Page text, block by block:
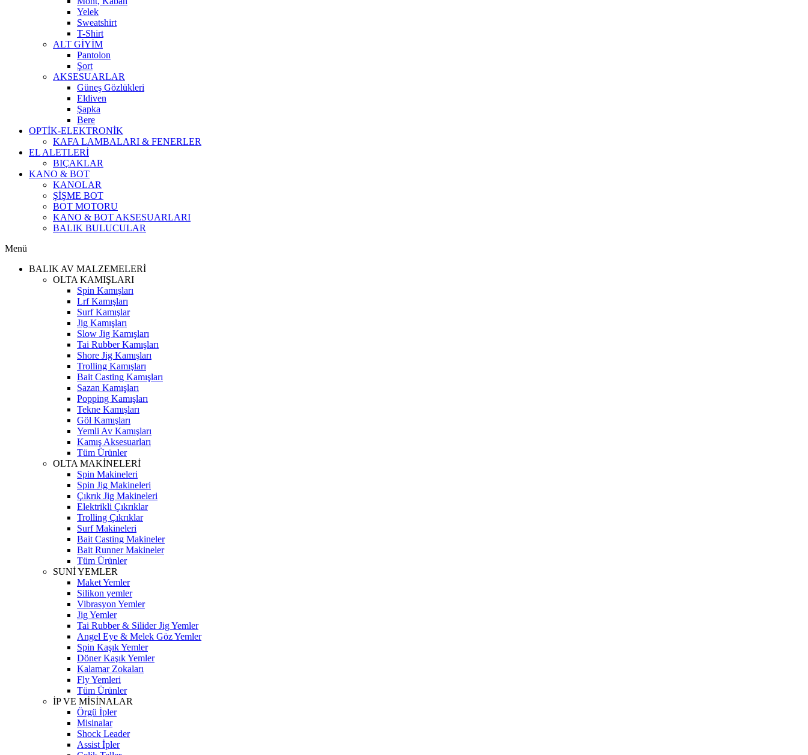
Yelek
Sweatshirt
T-Shirt
ALT GİYİM
Pantolon
Şort
AKSESUARLAR
Güneş Gözlükleri
Eldiven
Şapka
Bere
OPTİK-ELEKTRONİK
KAFA LAMBALARI & FENERLER
EL ALETLERİ
BIÇAKLAR
KANO & BOT
KANOLAR
ŞİŞME BOT
BOT MOTORU
KANO & BOT AKSESUARLARI
BALIK BULUCULAR
Menü
BALIK AV MALZEMELERİ
OLTA KAMIŞLARI
Spin Kamışları
Lrf Kamışları
Surf Kamışlar
Jig Kamışları
Slow Jig Kamışları
Tai Rubber Kamışları
Shore Jig Kamışları
Trolling Kamışları
Bait Casting Kamışları
Sazan Kamışları
Popping Kamışları
Tekne Kamışları
Göl Kamışları
Yemli Av Kamışları
Kamış Aksesuarları
Tüm Ürünler
OLTA MAKİNELERİ
Spin Makineleri
Spin Jig Makineleri
Çıkrık Jig Makineleri
Elektrikli Çıkrıklar
Trolling Çıkrıklar
Surf Makineleri
Bait Casting Makineler
Bait Runner Makineler
Tüm Ürünler
SUNİ YEMLER
Maket Yemler
Silikon yemler
Vibrasyon Yemler
Jig Yemler
Tai Rubber & Silider Jig Yemler
Angel Eye & Melek Göz Yemler
Spin Kaşık Yemler
Döner Kaşık Yemler
Kalamar Zokaları
Fly Yemleri
Tüm Ürünler
İP VE MİSİNALAR
Örgü İpler
Misinalar
Shock Leader
Assist İpler